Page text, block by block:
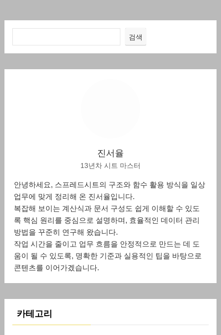
검색
진서율
13년차 시트 마스터
안녕하세요, 스프레드시트의 구조와 함수 활용 방식을 일상
업무에 맞게 정리해 온 진서율입니다.
복잡해 보이는 계산식과 문서 구성도 쉽게 이해할 수 있도
록 핵심 원리를 중심으로 설명하며, 효율적인 데이터 관리
방법을 꾸준히 연구해 왔습니다.
작업 시간을 줄이고 업무 흐름을 안정적으로 만드는 데 도
움이 될 수 있도록, 명확한 기준과 실용적인 팁을 바탕으로
콘텐츠를 이어가겠습니다.
카테고리